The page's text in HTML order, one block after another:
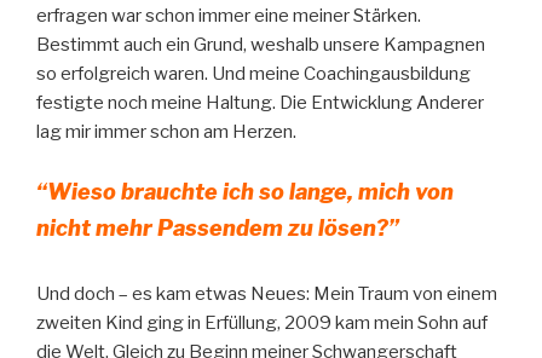
erfragen war schon immer eine meiner Stärken.
Bestimmt auch ein Grund, weshalb unsere Kampagnen
so erfolgreich waren. Und meine Coachingausbildung
festigte noch meine Haltung. Die Entwicklung Anderer
lag mir immer schon am Herzen.
“Wieso brauchte ich so lange, mich von
nicht mehr Passendem zu lösen?”
Und doch – es kam etwas Neues: Mein Traum von einem
zweiten Kind ging in Erfüllung, 2009 kam mein Sohn auf
die Welt. Gleich zu Beginn meiner Schwangerschaft